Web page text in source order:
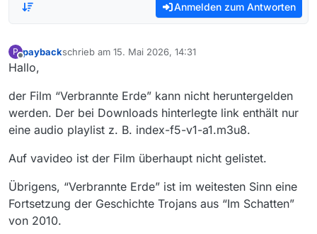
Anmelden zum Antworten
P
Offline
paybackschrieb am 15. Mai 2026, 14:31
zuletzt editiert von
Hallo,
der Film “Verbrannte Erde” kann nicht heruntergelden
werden. Der bei Downloads hinterlegte link enthält nur
eine audio playlist z. B. index-f5-v1-a1.m3u8.
Auf vavideo ist der Film überhaupt nicht gelistet.
Übrigens, “Verbrannte Erde” ist im weitesten Sinn eine
Fortsetzung der Geschichte Trojans aus “Im Schatten”
von 2010.